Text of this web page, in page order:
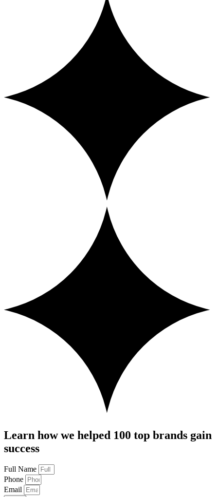
Learn how we helped 100 top brands gain
success
Full Name
Phone
Email